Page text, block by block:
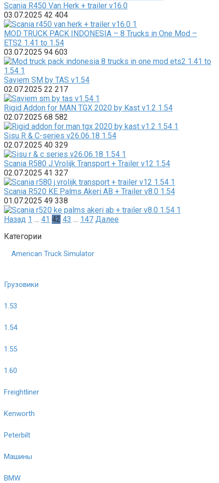
Scania R450 Van Herk + trailer v16.0
03.07.2025 42 404
MOD TRUCK PACK INDONESIA – 8 Trucks in One Mod –
ETS2 1.41 to 1.54
03.07.2025 94 603
Saviem SM by TAS v1.54
02.07.2025 22 217
Rigid Addon for MAN TGX 2020 by Kast v1.2 1.54
02.07.2025 68 582
Sisu R & C-series v26.06.18 1.54
02.07.2025 40 329
Scania R580 J.Vrolijk Transport + Trailer v12 1.54
02.07.2025 41 327
Scania R520 KE Palms Akeri AB + Trailer v8.0 1.54
01.07.2025 49 338
Пагинация
Назад 1 … 41 42 43 … 147 Далее
Категории
American Truck Simulator
Грузовики
1.53
1.54
1.55
1.60
Freightliner
Kenworth
Peterbilt
Машины
BMW